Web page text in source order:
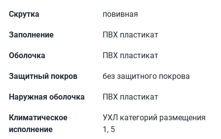
Скрутка повивная
Заполнение ПВХ пластикат
Оболочка ПВХ пластикат
Защитный покров без защитного покрова
Наружная оболочка ПВХ пластикат
Климатическое
исполнение
УХЛ категорий размещения
1, 5